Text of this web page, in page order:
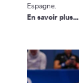
Espagne.
En savoir plus...